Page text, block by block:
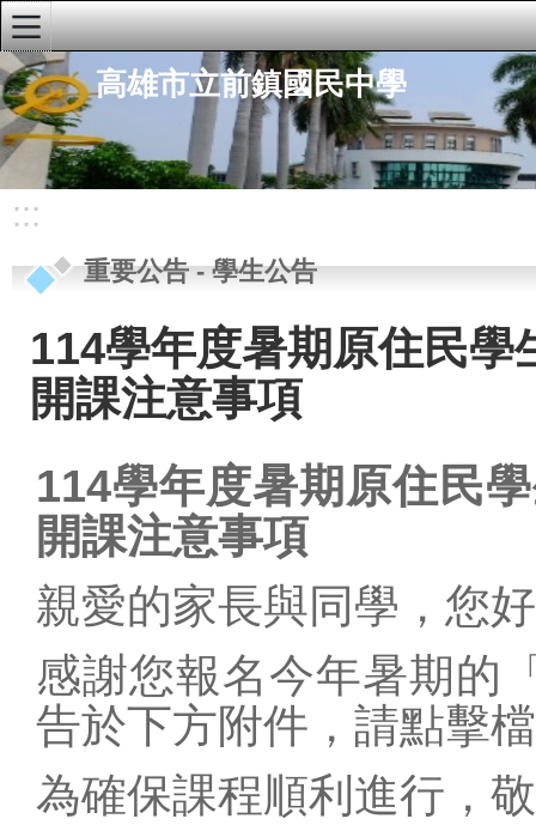
高雄市立前鎮國民中學
:::
學校首頁
學校簡介
重要公告
研習公告
學生公告
榮譽榜
人事公告
行政單位
快速連結
學校行事曆
資訊入口網
報修系統
教學載具認證管理
捐款收支公告
:::
重要公告-學生公告
114學年度暑期原住民
開課注意事項
114學年度暑期原住民
開課注意事項
親愛的家長與同學，您
感謝您報名今年暑期的
告於下方附件，請點擊
為確保課程順利進行，